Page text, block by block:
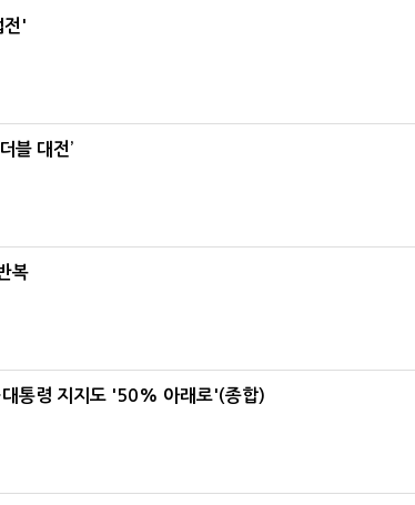
전'
블 대전’
복
통령 지지도 '50% 아래로'(종합)